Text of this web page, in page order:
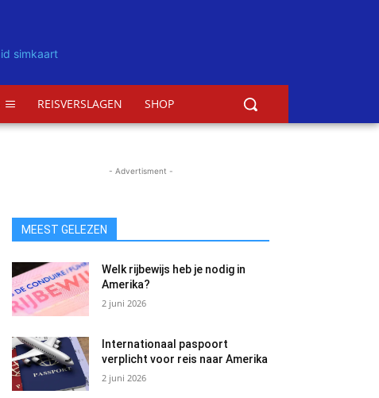
REISVERSLAGEN SHOP
- Advertisment -
MEEST GELEZEN
Welk rijbewijs heb je nodig in
Amerika?
2 juni 2026
Internationaal paspoort
verplicht voor reis naar Amerika
2 juni 2026